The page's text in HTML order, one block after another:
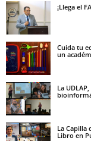
¡Llega el
Cuida tu
un
La
La Capilla
Libro en